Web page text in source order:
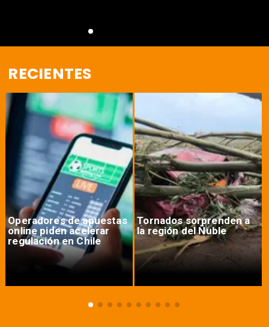
RECIENTES
Operadores de apuestas
online piden acelerar
regulación en Chile
Tornados sorprenden a
la región del Ñuble